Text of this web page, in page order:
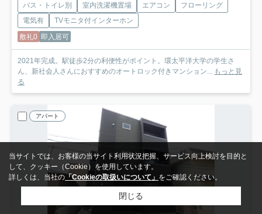
バス・トイレ別 室内洗濯機置場 エアコン
フローリング
電気有
TVモニタ付インターホン
敷礼0 即入居可
2021年完成。駅徒歩2分の利便性がポイント。環太平洋大学の学生さ
ん、新社会人さんにおすすめのオートロック付きマンション... もっと見
る
アパート
当サイトでは、お客様の当サイト利用状況把握、サービス向上検討を目的と
して、クッキー（Cookie）を使用しています。
詳しくは、当社の 「Cookieの取扱いについて」 をご確認ください。
閉じる